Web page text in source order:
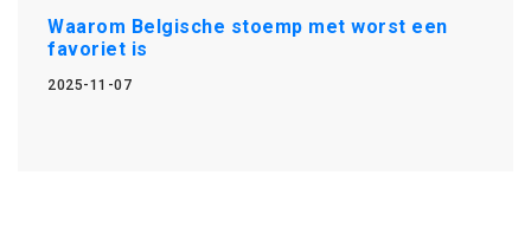
Waarom Belgische stoemp met worst een
favoriet is
2025-11-07